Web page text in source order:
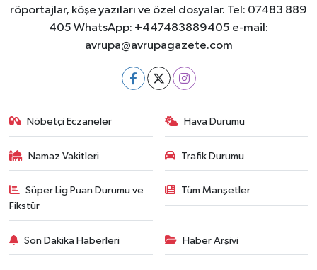
röportajlar, köşe yazıları ve özel dosyalar. Tel: 07483 889
405 WhatsApp: +447483889405 e-mail:
avrupa@avrupagazete.com
Nöbetçi Eczaneler Hava Durumu
Namaz Vakitleri Trafik Durumu
Süper Lig Puan Durumu ve
Fikstür
Tüm Manşetler
Son Dakika Haberleri Haber Arşivi